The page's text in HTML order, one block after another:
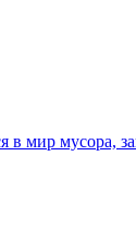
в мир мусора,